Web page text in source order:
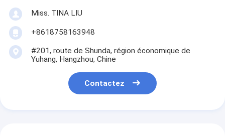
Miss. TINA LIU
+8618758163948
#201, route de Shunda, région économique de
Yuhang, Hangzhou, Chine
Contactez